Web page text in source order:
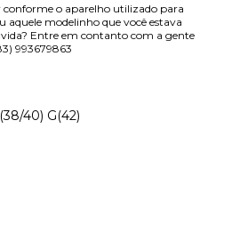
conforme o aparelho utilizado para
aquele modelinho que você estava
Entre em contanto com a gente
993679863
40) G(42)